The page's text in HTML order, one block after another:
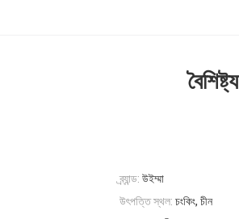
বৈশিষ্ট্য
ব্র্যান্ড: উইম্মা
উৎপত্তি স্থল: চংকিং, চীন